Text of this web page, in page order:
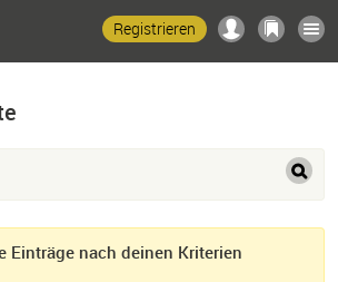
Registrieren
Einträge nach deinen Kriterien